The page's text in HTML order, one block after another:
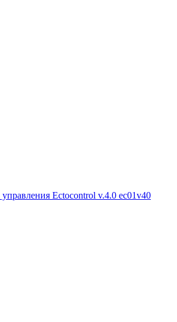
Ectocontrol v.4.0 ec01v40